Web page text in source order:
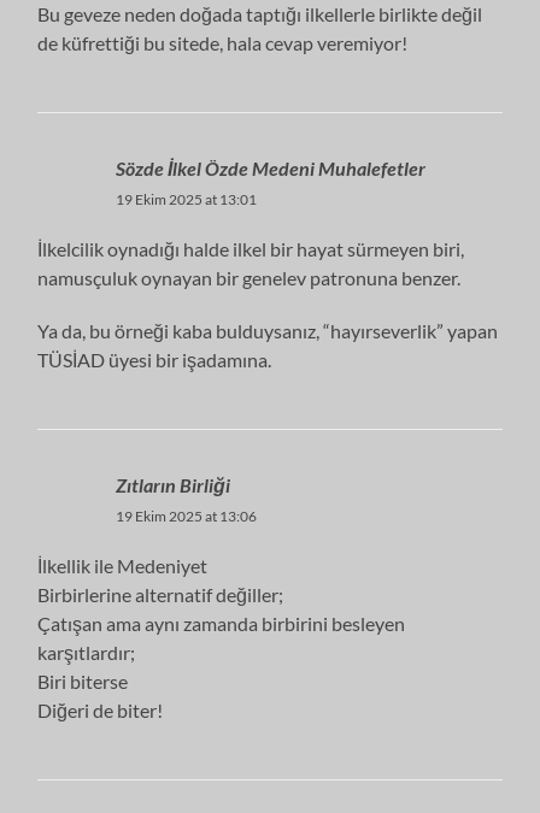
Bu geveze neden doğada taptığı ilkellerle birlikte değil
de küfrettiği bu sitede, hala cevap veremiyor!
Sözde İlkel Özde Medeni Muhalefetler
19 Ekim 2025 at 13:01
İlkelcilik oynadığı halde ilkel bir hayat sürmeyen biri,
namusçuluk oynayan bir genelev patronuna benzer.
Ya da, bu örneği kaba bulduysanız, “hayırseverlik” yapan
TÜSİAD üyesi bir işadamına.
Zıtların Birliği
19 Ekim 2025 at 13:06
İlkellik ile Medeniyet
Birbirlerine alternatif değiller;
Çatışan ama aynı zamanda birbirini besleyen
karşıtlardır;
Biri biterse
Diğeri de biter!